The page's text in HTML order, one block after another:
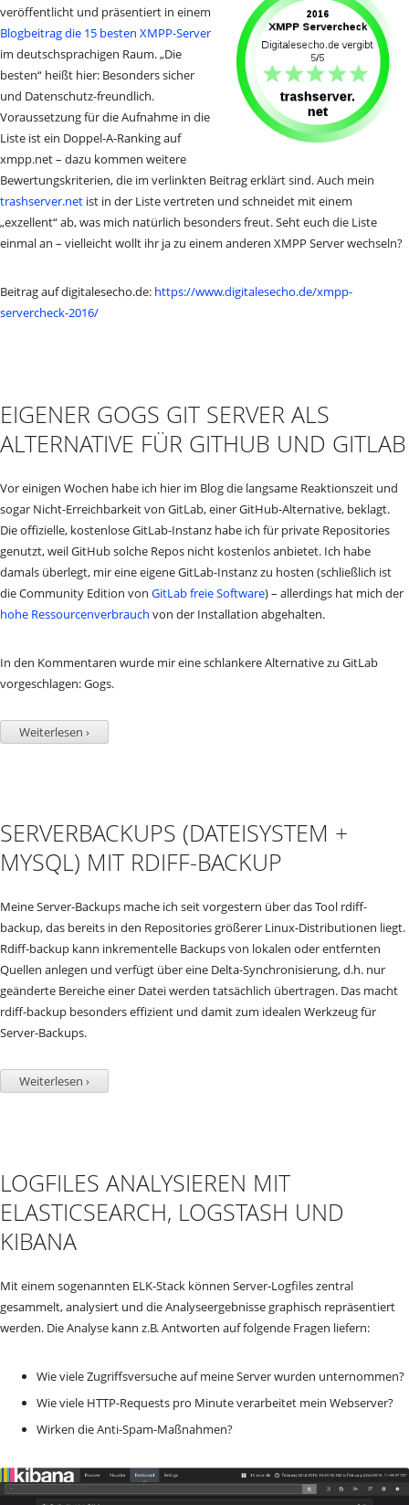
veröffentlicht und präsentiert in einem
Blogbeitrag die 15 besten XMPP-Server
im deutschsprachigen Raum. „Die
besten“ heißt hier: Besonders sicher
und Datenschutz-freundlich.
Voraussetzung für die Aufnahme in die
Liste ist ein Doppel-A-Ranking auf
xmpp.net – dazu kommen weitere
Bewertungskriterien, die im verlinkten Beitrag erklärt sind. Auch mein
trashserver.net ist in der Liste vertreten und schneidet mit einem
„exzellent“ ab, was mich natürlich besonders freut. Seht euch die Liste
einmal an – vielleicht wollt ihr ja zu einem anderen XMPP Server wechseln?
Beitrag auf digitalesecho.de: https://www.digitalesecho.de/xmpp-
servercheck-2016/
EIGENER GOGS GIT SERVER ALS
ALTERNATIVE FÜR GITHUB UND GITLAB
Vor einigen Wochen habe ich hier im Blog die langsame Reaktionszeit und
sogar Nicht-Erreichbarkeit von GitLab, einer GitHub-Alternative, beklagt.
Die offizielle, kostenlose GitLab-Instanz habe ich für private Repositories
genutzt, weil GitHub solche Repos nicht kostenlos anbietet. Ich habe
damals überlegt, mir eine eigene GitLab-Instanz zu hosten (schließlich ist
die Community Edition von GitLab freie Software) – allerdings hat mich der
hohe Ressourcenverbrauch von der Installation abgehalten.
In den Kommentaren wurde mir eine schlankere Alternative zu GitLab
vorgeschlagen: Gogs.
Weiterlesen ›
SERVERBACKUPS (DATEISYSTEM +
MYSQL) MIT RDIFF-BACKUP
Meine Server-Backups mache ich seit vorgestern über das Tool rdiff-
backup, das bereits in den Repositories größerer Linux-Distributionen liegt.
Rdiff-backup kann inkrementelle Backups von lokalen oder entfernten
Quellen anlegen und verfügt über eine Delta-Synchronisierung, d.h. nur
geänderte Bereiche einer Datei werden tatsächlich übertragen. Das macht
rdiff-backup besonders effizient und damit zum idealen Werkzeug für
Server-Backups.
Weiterlesen ›
LOGFILES ANALYSIEREN MIT
ELASTICSEARCH, LOGSTASH UND
KIBANA
Mit einem sogenannten ELK-Stack können Server-Logfiles zentral
gesammelt, analysiert und die Analyseergebnisse graphisch repräsentiert
werden. Die Analyse kann z.B. Antworten auf folgende Fragen liefern:
Wie viele Zugriffsversuche auf meine Server wurden unternommen?
Wie viele HTTP-Requests pro Minute verarbeitet mein Webserver?
Wirken die Anti-Spam-Maßnahmen?